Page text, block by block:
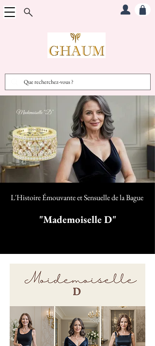
L'Histoire Émouvante et Sensuelle de la Bague
"Mademoiselle D"